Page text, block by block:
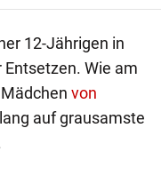
12-Jährigen in
Wie am
von
auf grausamste